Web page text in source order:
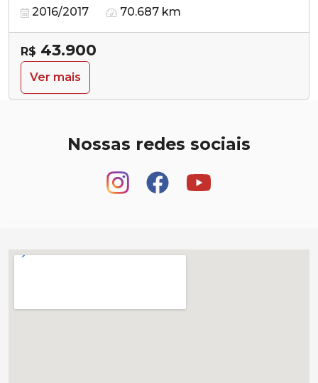
2016/2017 70.687 km
R$ 43.900
Ver mais
Nossas redes sociais